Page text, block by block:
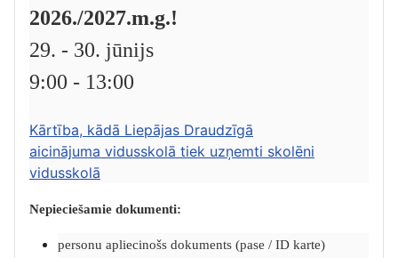
2026./2027.m.g.!
29. - 30. jūnijs
9:00 - 13:00
Kārtība, kādā Liepājas Draudzīgā
aicinājuma vidusskolā tiek uzņemti skolēni
vidusskolā
Nepieciešamie dokumenti:
personu apliecinošs dokuments (pase / ID karte)